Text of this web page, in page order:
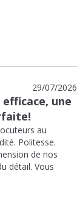
29/07/2026
une
au
Politesse.
de nos
détail. Vous